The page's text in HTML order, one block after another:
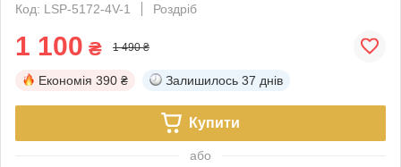
Код: LSP-5172-4V-1
Роздріб
1 100 ₴ 1 490 ₴
Економія 390 ₴ Залишилось 37 днів
Купити
або